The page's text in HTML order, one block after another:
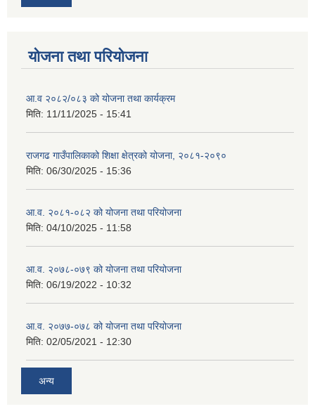
योजना तथा परियोजना
आ.व २०८२/०८३ को योजना तथा कार्यक्रम
मिति: 11/11/2025 - 15:41
राजगढ गाउँपालिकाको शिक्षा क्षेत्रको योजना, २०८१-२०९०
मिति: 06/30/2025 - 15:36
आ.व. २०८१-०८२ को योजना तथा परियोजना
मिति: 04/10/2025 - 11:58
आ.व. २०७८-०७९ को योजना तथा परियोजना
मिति: 06/19/2022 - 10:32
आ.व. २०७७-०७८ को योजना तथा परियोजना
मिति: 02/05/2021 - 12:30
अन्य